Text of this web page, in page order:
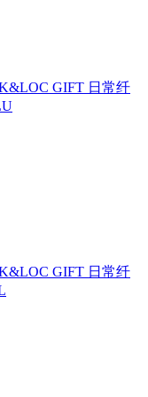
GIFT 日常纤
GIFT 日常纤